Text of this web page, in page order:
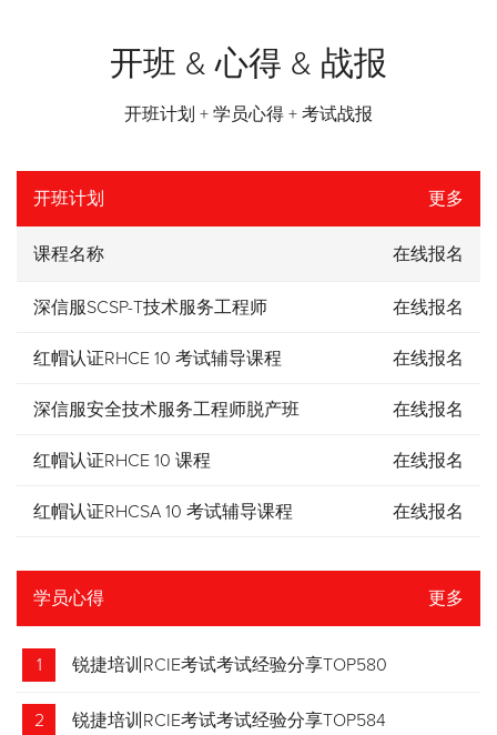
开班 & 心得 & 战报
开班计划 + 学员心得 + 考试战报
开班计划 更多
课程名称 在线报名
深信服SCSP-T技术服务工程师 在线报名
红帽认证RHCE 10 考试辅导课程 在线报名
深信服安全技术服务工程师脱产班 在线报名
红帽认证RHCE 10 课程 在线报名
红帽认证RHCSA 10 考试辅导课程 在线报名
学员心得 更多
1 锐捷培训RCIE考试考试经验分享TOP580
2 锐捷培训RCIE考试考试经验分享TOP584